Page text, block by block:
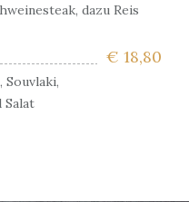
dazu Reis
€ 18,80
Souvlaki,
Salat